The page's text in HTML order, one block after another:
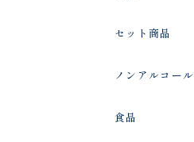
セット商品
ノンアルコール
食品